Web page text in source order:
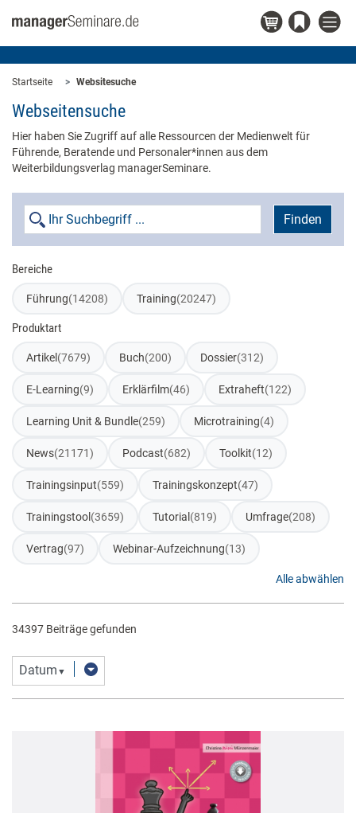
Startseite Websitesuche
Webseitensuche
Hier haben Sie Zugriff auf alle Ressourcen der Medienwelt für
Führende, Beratende und Personaler*innen aus dem
Weiterbildungsverlag managerSeminare.
Finden
Bereiche
Führung(14208) Training(20247)
Produktart
Artikel (7679) Buch(200) Dossier(312)
E-Learning(9) Erklärfilm(46) Extraheft(122)
Learning Unit & Bundle(259) Microtraining(4)
News(21171) Podcast(682) Toolkit(12)
Trainingsinput(559) Trainingskonzept(47)
Trainingstool (3659) Tutorial (819) Umfrage(208)
Vertrag(97) Webinar-Aufzeichnung(13)
Alle abwählen
34397 Beiträge gefunden
Datum ▼